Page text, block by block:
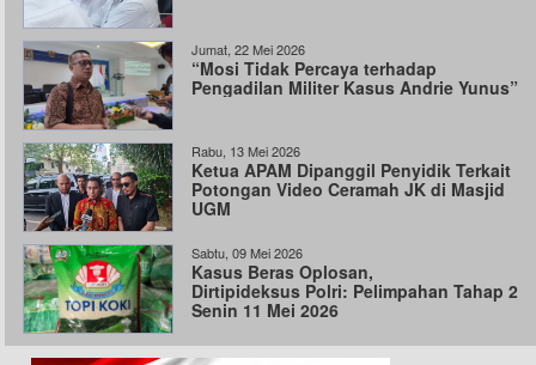
Jumat, 22 Mei 2026
“Mosi Tidak Percaya terhadap
Pengadilan Militer Kasus Andrie Yunus”
Rabu, 13 Mei 2026
Ketua APAM Dipanggil Penyidik Terkait
Potongan Video Ceramah JK di Masjid
UGM
Sabtu, 09 Mei 2026
Kasus Beras Oplosan,
Dirtipideksus Polri: Pelimpahan Tahap 2
Senin 11 Mei 2026